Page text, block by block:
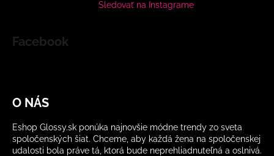
Sledovať na Instagrame
Facebook
O NÁS
Eshop Glossy.sk ponúka najnovšie módne trendy zo sveta
spoločenských šiat. Chceme, aby každá žena na spoločenskej
udalosti bola práve tá, ktorá bude neprehliadnuteľná a oslnivá.